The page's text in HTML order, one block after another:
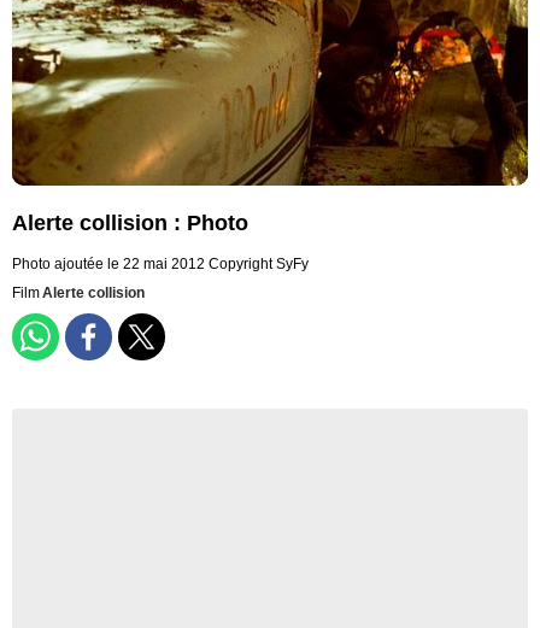
Alerte collision : Photo
Photo ajoutée le 22 mai 2012 Copyright SyFy
FilmAlerte collision